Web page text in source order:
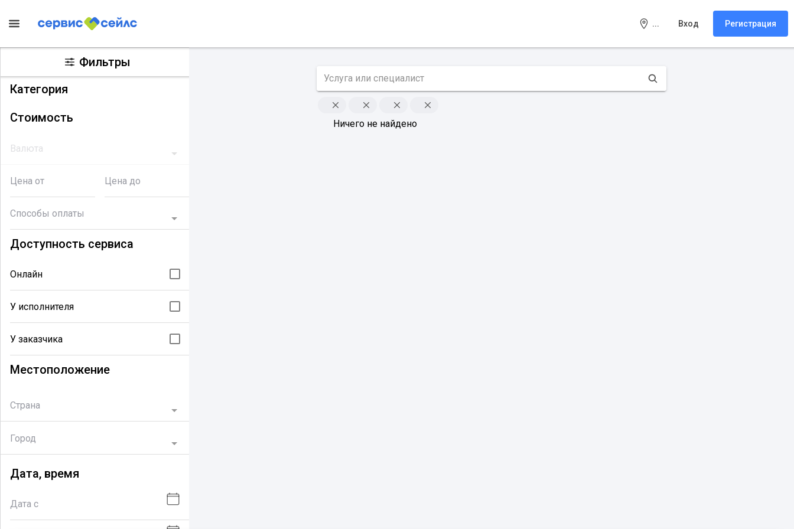
... Вход Регистрация
Фильтры
Категория
Стоимость
Валюта
Цена от Цена до
Способы оплаты
Доступность сервиса
Онлайн
У исполнителя
У заказчика
Местоположение
Страна
Город
Дата, время
Дата с
Ничего не найдено